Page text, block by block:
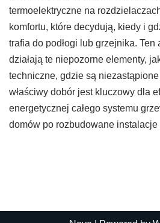
termoelektryczne na
komfortu, które decydują, kiedy i
trafia do podłogi lub grzejnika. Ten
działają te niepozorne elementy,
techniczne, gdzie są
właściwy dobór jest kluczowy dla
energetycznej całego systemu
domów po rozbudowane instalacje